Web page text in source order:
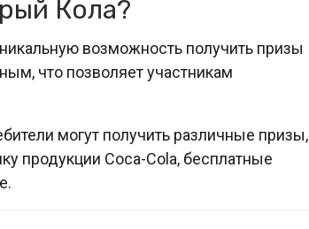
Кола?
возможность получить призы
что позволяет участникам
могут получить различные призы,
продукции Coca-Cola, бесплатные